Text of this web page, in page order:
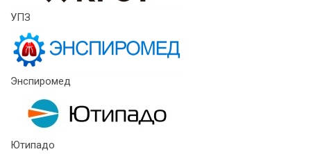
УПЗ
Энспиромед
Ютипадо